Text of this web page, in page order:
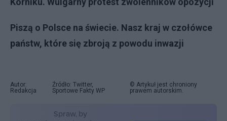
Piszą o Polsce na świecie. Nasz kraj w czołówce
państw, które się zbroją z powodu inwazji
Autor:
Redakcja
Źródło: Twitter,
Sportowe Fakty WP
© Artykuł jest chroniony
prawem autorskim.